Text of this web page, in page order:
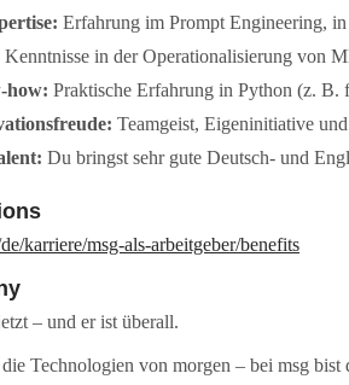
Erfahrung im Prompt Engineering,
Kenntnisse in der Operationalisierung von
how: Praktische Erfahrung in Python (z. B.
Teamgeist, Eigeninitiative
Du bringst sehr gute Deutsch-​ und
karriere/msg-als-arbeitgeber/benefits
– und er ist überall.
Technologien von morgen – bei msg